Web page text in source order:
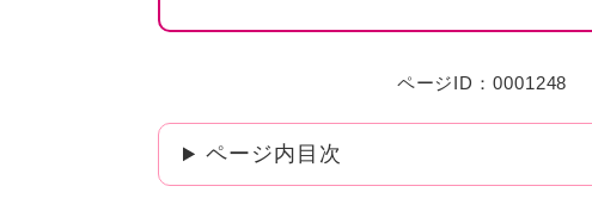
ページID：0001248
ページ内目次